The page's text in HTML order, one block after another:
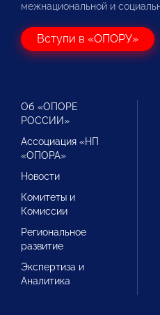
межнациональной и
Вступи в «ОПОРУ»
Об «ОПОРЕ
РОССИИ»
Ассоциация «НП
«ОПОРА»
Новости
Комитеты и
Комиссии
Региональное
развитие
Экспертиза и
Аналитика